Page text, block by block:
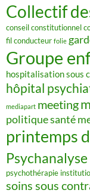
Collectif
conseil constitutionnel
fil conducteur folie
Groupe
hospitalisation sous
hôpital
mediapart meeting
politique santé
printemps
Psychanalyse
psychothérapie
soins sous